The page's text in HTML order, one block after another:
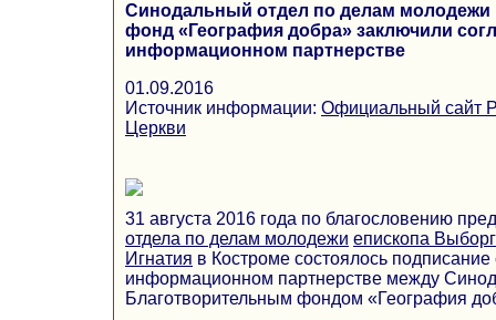
Синодальный отдел по делам молодежи
фонд «География добра» заключили
информационном партнерстве
01.09.2016
Источник информации: Официальный сайт
Церкви
31 августа 2016 года по благословению
отдела по делам молодежи епископа
Игнатия в Костроме состоялось
информационном партнерстве между
Благотворительным фондом «География